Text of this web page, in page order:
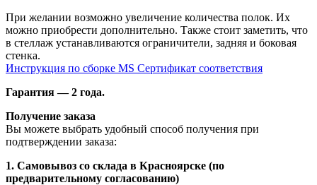
При желании возможно увеличение количества полок. Их
можно приобрести дополнительно. Также стоит заметить, что
в стеллаж устанавливаются ограничители, задняя и боковая
стенка.
Инструкция по сборке MS Сертификат соответствия
Гарантия — 2 года.
Получение заказа
Вы можете выбрать удобный способ получения при
подтверждении заказа:
1. Самовывоз со склада в Красноярске (по
предварительному согласованию)